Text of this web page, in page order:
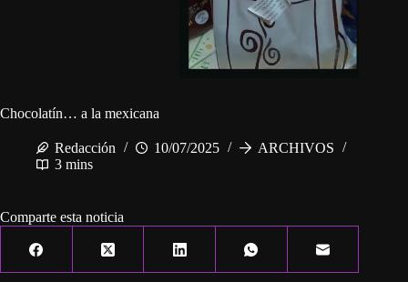
Chocolatín… a la mexicana
Redacción 10/07/2025
ARCHIVOS
3 mins
Comparte esta noticia